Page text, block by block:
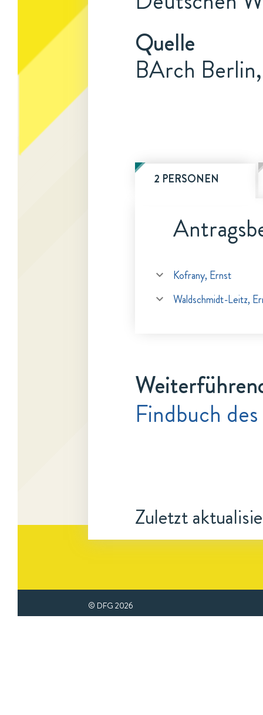
Quelle
BArch
2 PERSONEN
Kofrany, Ernst
Waldschmidt-Leitz,
Findbuch
Zuletzt
© DFG 2026